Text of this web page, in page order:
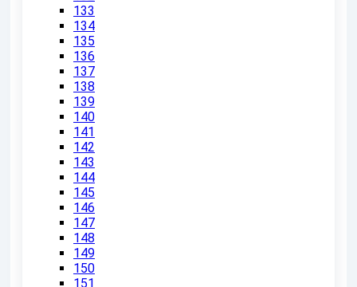
133
134
135
136
137
138
139
140
141
142
143
144
145
146
147
148
149
150
151